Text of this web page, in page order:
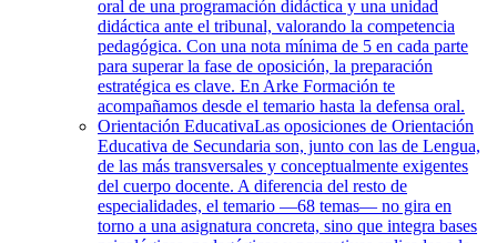
oral de una programación didáctica y una unidad
didáctica ante el tribunal, valorando la competencia
pedagógica. Con una nota mínima de 5 en cada parte
para superar la fase de oposición, la preparación
estratégica es clave. En Arke Formación te
acompañamos desde el temario hasta la defensa oral.
Orientación EducativaLas oposiciones de Orientación
Educativa de Secundaria son, junto con las de Lengua,
de las más transversales y conceptualmente exigentes
del cuerpo docente. A diferencia del resto de
especialidades, el temario —68 temas— no gira en
torno a una asignatura concreta, sino que integra bases